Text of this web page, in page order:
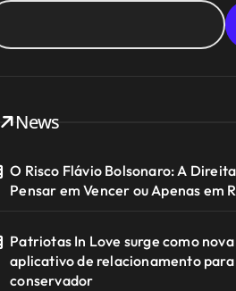
News
O Risco Flávio Bolsonaro: A
Pensar em Vencer ou Apenas em
Patriotas In Love surge como
aplicativo de relacionamento para
conservador